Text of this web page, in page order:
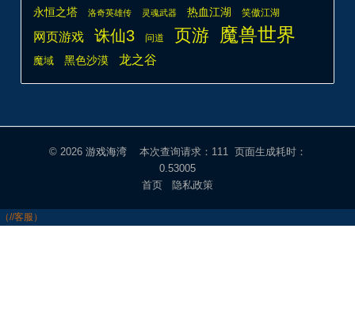
永恒之塔
洛奇英雄传 灵魂武器 热血江湖 笑傲江湖
网页游戏 诛仙3 问道 页游 魔兽世界
魔域 黑色沙漠 龙之谷
© 2026 游戏海湾本次查询请求：111 页面生成耗时：
0.53005
首页
隐私政策
（//客服）